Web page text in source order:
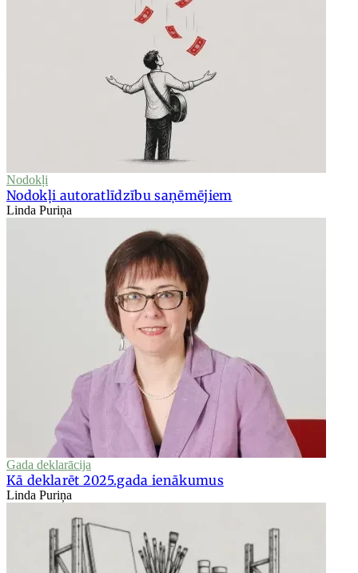
Nodokļi
Nodokļi autoratlīdzību saņēmējiem
Linda Puriņa
Gada deklarācija
Kā deklarēt 2025.gada ienākumus
Linda Puriņa